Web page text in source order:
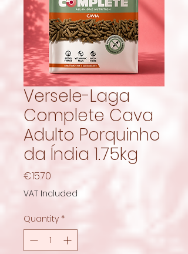
Versele-Laga
Complete Cava
Adulto Porquinho
da Índia 1.75kg
€15.70
VAT Included
Quantity *